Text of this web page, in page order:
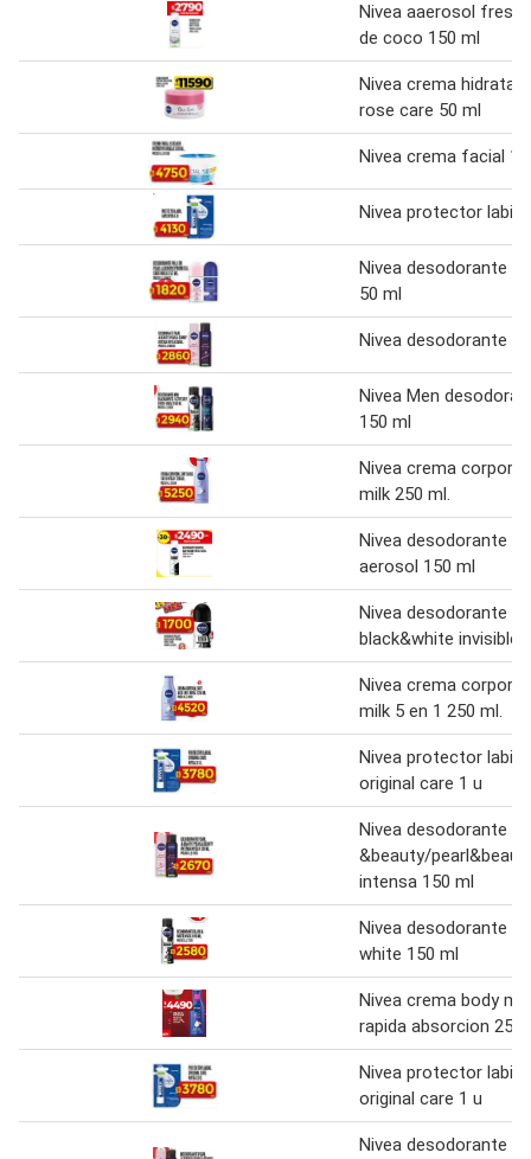
Nivea aaerosol fresh
de coco 150 ml
Nivea crema
rose care 50 ml
Nivea crema facial
Nivea protector labial
Nivea desodorante
50 ml
Nivea desodorante
Nivea Men
150 ml
Nivea crema
milk 250 ml.
Nivea desodorante en
aerosol 150 ml
Nivea desodorante
black&white invisible
Nivea crema
milk 5 en 1 250 ml.
Nivea protector labial
original care 1 u
Nivea desodorante
&beauty/
intensa 150 ml
Nivea desodorante
white 150 ml
Nivea crema body
rapida absorcion 250
Nivea protector labial
original care 1 u
Nivea desodorante